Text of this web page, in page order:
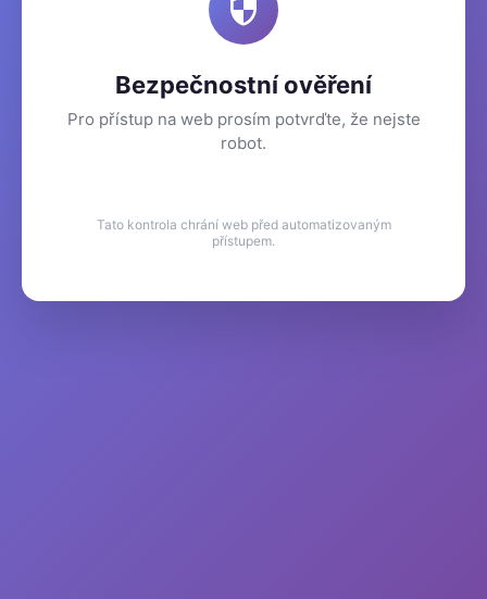
Bezpečnostní ověření
Pro přístup na web prosím potvrďte, že nejste
robot.
Tato kontrola chrání web před automatizovaným
přístupem.